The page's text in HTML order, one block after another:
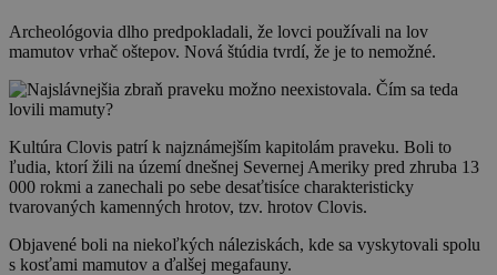
Archeológovia dlho predpokladali, že lovci používali na lov
mamutov vrhač oštepov. Nová štúdia tvrdí, že je to nemožné.
Kultúra Clovis patrí k najznámejším kapitolám praveku. Boli to
ľudia, ktorí žili na území dnešnej Severnej Ameriky pred zhruba 13
000 rokmi a zanechali po sebe desaťtisíce charakteristicky
tvarovaných kamenných hrotov, tzv. hrotov Clovis.
Objavené boli na niekoľkých náleziskách, kde sa vyskytovali spolu
s kosťami mamutov a ďalšej megafauny.